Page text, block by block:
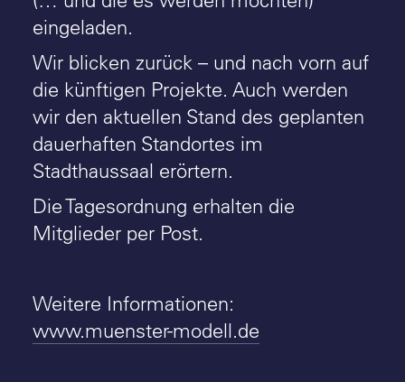
eingeladen.
Wir blicken zurück – und nach vorn auf
die künftigen Projekte. Auch werden
wir den aktuellen Stand des geplanten
dauerhaften Standortes im
Stadthaussaal erörtern.
Die Tagesordnung erhalten die
Mitglieder per Post.
Weitere Informationen:
www.muenster-modell.de